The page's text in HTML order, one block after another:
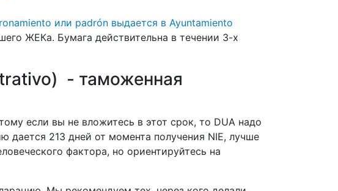
или padrón выдается в Ayuntamiento
ЖЕКа. Бумага действительна в течении 3-х
) - таможенная
если вы не вложитесь в этот срок, то DUA надо
дается 213 дней от момента получения NIE, лучше
фактора, но ориентируйтесь на